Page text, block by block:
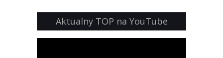
Aktualny TOP na YouTube